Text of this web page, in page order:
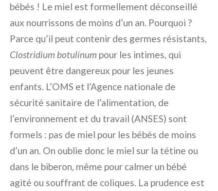
bébés ! Le miel est formellement déconseillé
aux nourrissons de moins d’un an. Pourquoi ?
Parce qu’il peut contenir des germes résistants,
Clostridium botulinum pour les intimes, qui
peuvent être dangereux pour les jeunes
enfants. L’OMS et l’Agence nationale de
sécurité sanitaire de l’alimentation, de
l’environnement et du travail (ANSES) sont
formels : pas de miel pour les bébés de moins
d’un an. On oublie donc le miel sur la tétine ou
dans le biberon, même pour calmer un bébé
agité ou souffrant de coliques. La prudence est